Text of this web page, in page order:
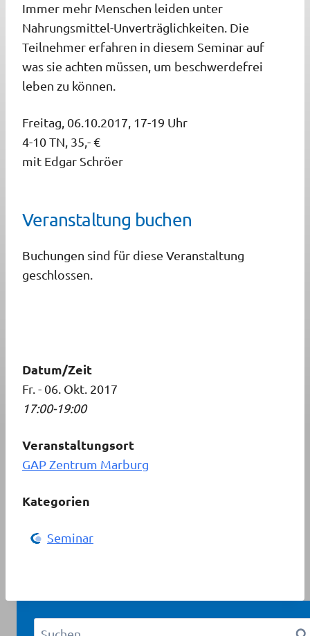
Immer mehr Menschen leiden unter
Nahrungsmittel-Unverträglichkeiten. Die
Teilnehmer erfahren in diesem Seminar auf
was sie achten müssen, um beschwerdefrei
leben zu können.
Freitag, 06.10.2017, 17-19 Uhr
4-10 TN, 35,- €
mit Edgar Schröer
Veranstaltung buchen
Buchungen sind für diese Veranstaltung
geschlossen.
Datum/Zeit
Fr. - 06. Okt. 2017
17:00-19:00
Veranstaltungsort
GAP Zentrum Marburg
Kategorien
Seminar
Suchen